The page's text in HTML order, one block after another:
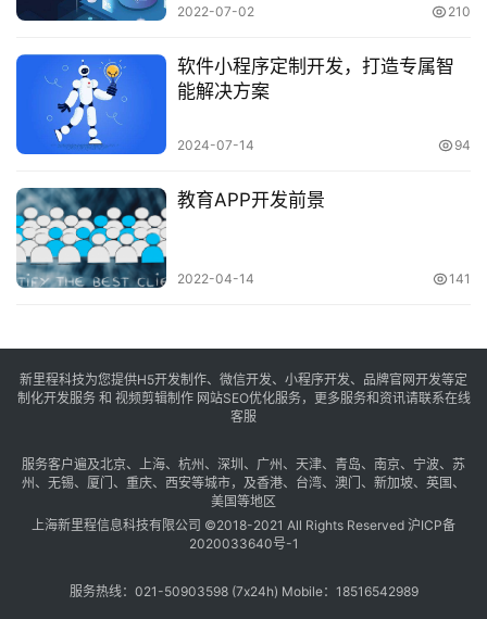
2022-07-02 210
软件小程序定制开发，打造专属智
能解决方案
2024-07-14 94
教育APP开发前景
2022-04-14 141
新里程科技为您提供H5开发制作、微信开发、小程序开发、品牌官网开发等定
制化开发服务 和 视频剪辑制作 网站SEO优化服务，更多服务和资讯请联系在线
客服
服务客户遍及北京、 上海、 杭州 、 深圳 、 广州 、 天津、 青岛、 南京、 宁波、 苏
州 、 无锡、 厦门 、 重庆、 西安等城市，及香港、 台湾、 澳门 、 新加坡、 英国 、
美国等地区
上海新里程信息科技有限公司 ©2018-2021 All Rights Reserved 沪ICP备
2020033640号-1
服务热线：021-50903598 (7x24h) Mobile：18516542989